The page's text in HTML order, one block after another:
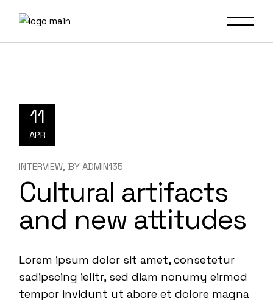
11
APR
INTERVIEW BY ADMIN135
Cultural artifacts
and new attitudes
Lorem ipsum dolor sit amet, consetetur
sadipscing ielitr, sed diam nonumy eirmod
tempor invidunt ut abore et dolore magna